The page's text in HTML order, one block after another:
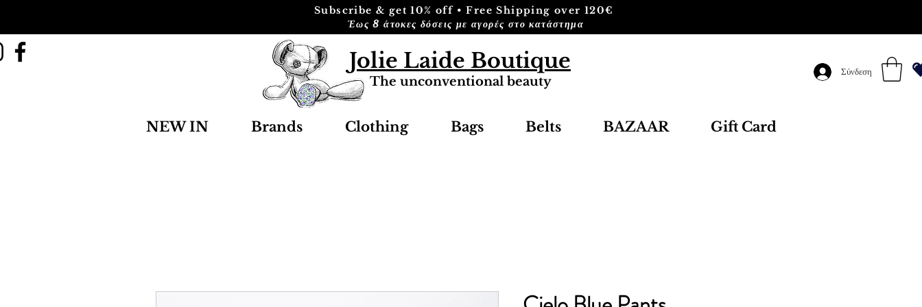
Subscribe & get 10% off • Free Shipping over 120€
Έως 8 άτοκες δόσεις με αγορές στο κατάστημα
Jolie Laide Boutique
The unconventional beauty
Σύνδεση
NEW IN Brands Clothing Bags Belts BAZAAR Gift Card